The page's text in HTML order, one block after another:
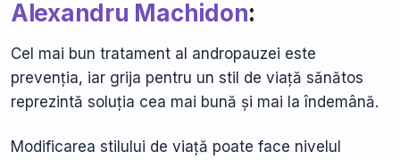
Alexandru Machidon:
Cel mai bun tratament al andropauzei este
prevenția, iar grija pentru un stil de viață sănătos
reprezintă soluția cea mai bună și mai la îndemână.
Modificarea stilului de viață poate face nivelul